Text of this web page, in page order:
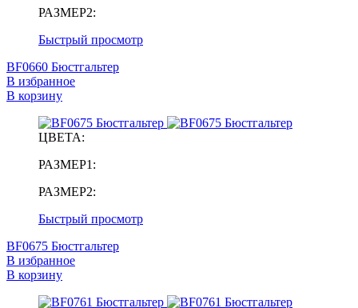
РАЗМЕР2:
Быстрый просмотр
BF0660 Бюстгальтер
В избранное
В корзину
ЦВЕТА:
РАЗМЕР1:
РАЗМЕР2:
Быстрый просмотр
BF0675 Бюстгальтер
В избранное
В корзину